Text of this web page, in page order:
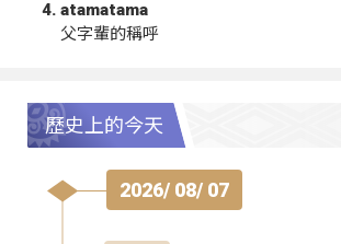
atamatama
父字輩的稱呼
歷史上的今天
2026/ 08/ 07